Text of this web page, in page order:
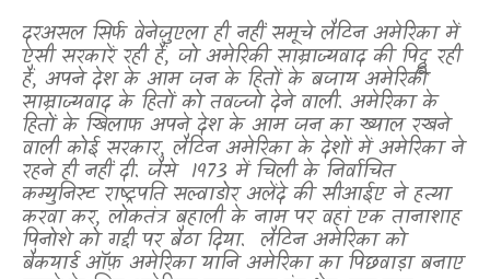
दरअसल सिर्फ वेनेज़ुएला ही नहीं समूचे लैटिन अमेरिका में
ऐसी सरकारें रही हैं, जो अमेरिकी साम्राज्यवाद की पिट्ठू रही
हैं, अपने देश के आम जन के हितों के बजाय अमेरिकी
साम्राज्यवाद के हितों को तवज्जो देने वाली. अमेरिका के
हितों के खिलाफ अपने देश के आम जन का ख्याल रखने
वाली कोई सरकार,लैटिन अमेरिका के देशों में अमेरिका ने
रहने ही नहीं दी. जैसे 1973 में चिली के निर्वाचित
कम्युनिस्ट राष्ट्रपति सल्वाडोर अलेंदे की सीआईए ने हत्या
करवा कर, लोकतंत्र बहाली के नाम पर वहां एक तानाशाह
पिनोशे को गद्दी पर बैठा दिया. लैटिन अमेरिका को
बैकयार्ड ऑफ़ अमेरिका यानि अमेरिका का पिछवाड़ा बनाए